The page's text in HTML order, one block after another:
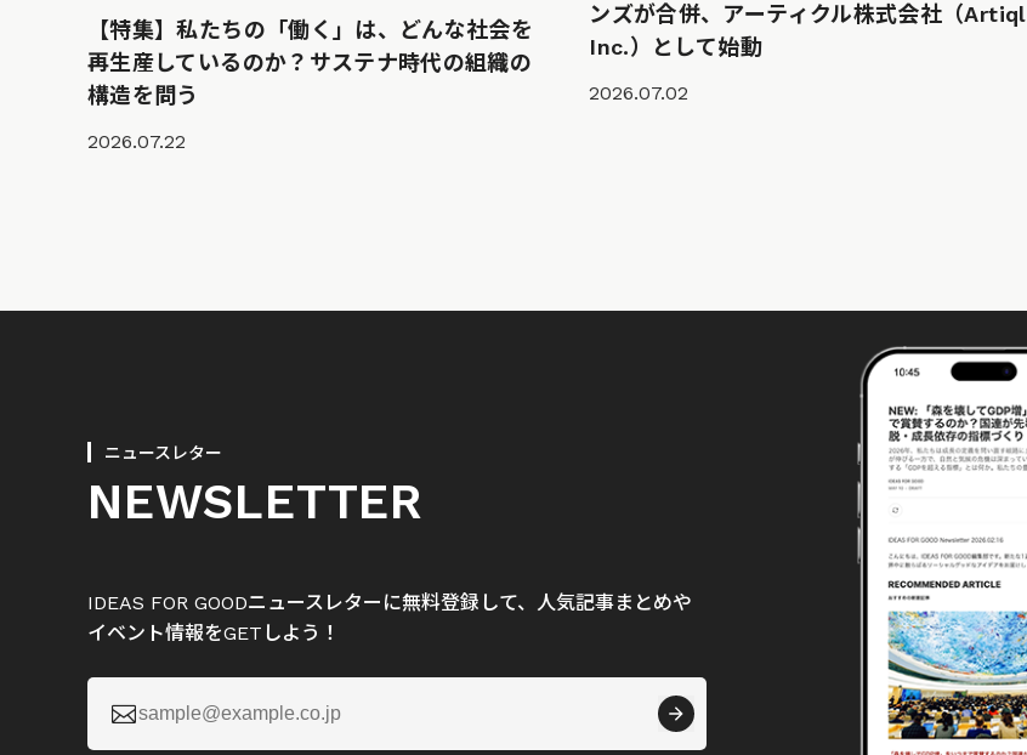
【特集】私たちの「働く」は、どんな社会を
再生産しているのか？サステナ時代の組織の
構造を問う
2026.07.22
ンズが合併、アーティクル株式会社（Artiql
Inc.）として始動
2026.07.02
ニュースレター
NEWSLETTER
IDEAS FOR GOODニュースレターに無料登録して、人気記事まとめや
イベント情報をGETしよう！
